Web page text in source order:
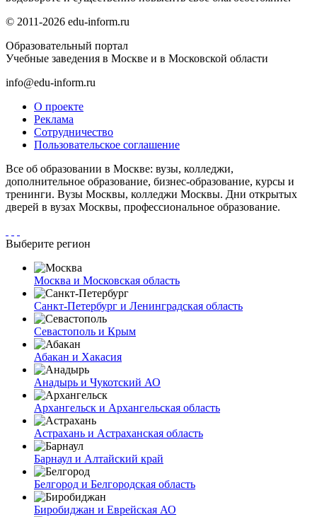
© 2011-2026 edu-inform.ru
Образовательный портал
Учебные заведения в Москве и в Московской области
info@edu-inform.ru
О проекте
Реклама
Сотрудничество
Пользовательское соглашение
Все об образовании в Москве: вузы, колледжи,
дополнительное образование, бизнес-образование, курсы и
тренинги. Вузы Москвы, колледжи Москвы. Дни открытых
дверей в вузах Москвы, профессиональное образование.
Выберите регион
Москва и Московская область
Санкт-Петербург и Ленинградская область
Севастополь и Крым
Абакан и Хакасия
Анадырь и Чукотский АО
Архангельск и Архангельская область
Астрахань и Астраханская область
Барнаул и Алтайский край
Белгород и Белгородская область
Биробиджан и Еврейская АО